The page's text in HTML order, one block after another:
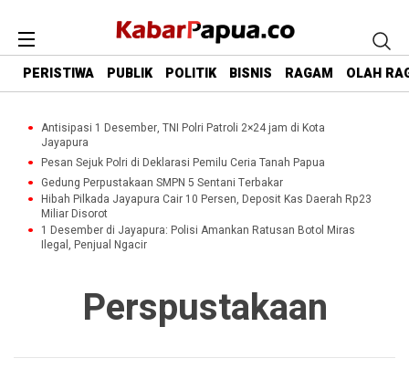
PERISTIWA PUBLIK POLITIK BISNIS RAGAM OLAH
Antisipasi 1 Desember, TNI Polri Patroli 2×24 jam di Kota
Jayapura
Pesan Sejuk Polri di Deklarasi Pemilu Ceria Tanah Papua
Gedung Perpustakaan SMPN 5 Sentani Terbakar
Hibah Pilkada Jayapura Cair 10 Persen, Deposit Kas Daerah Rp23
Miliar Disorot
1 Desember di Jayapura: Polisi Amankan Ratusan Botol Miras
Ilegal, Penjual Ngacir
Perspustakaan